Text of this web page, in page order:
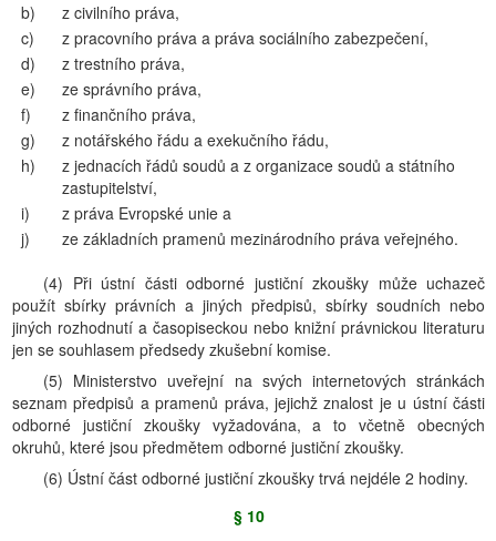
b)
z civilního práva,
c)
z pracovního práva a práva sociálního zabezpečení,
d)
z trestního práva,
e)
ze správního práva,
f)
z finančního práva,
g)
z notářského řádu a exekučního řádu,
h)
z jednacích řádů soudů a z organizace soudů a státního
zastupitelství,
i)
z práva Evropské unie a
j)
ze základních pramenů mezinárodního práva veřejného.
(4) Při ústní části odborné justiční zkoušky může uchazeč
použít sbírky právních a jiných předpisů, sbírky soudních nebo
jiných rozhodnutí a časopiseckou nebo knižní právnickou literaturu
jen se souhlasem předsedy zkušební komise.
(5) Ministerstvo uveřejní na svých internetových stránkách
seznam předpisů a pramenů práva, jejichž znalost je u ústní části
odborné justiční zkoušky vyžadována, a to včetně obecných
okruhů, které jsou předmětem odborné justiční zkoušky.
(6) Ústní část odborné justiční zkoušky trvá nejdéle 2 hodiny.
§ 10